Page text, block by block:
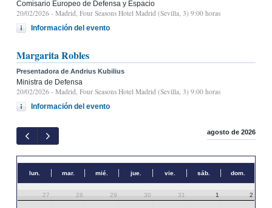
Comisario Europeo de Defensa y Espacio
20/02/2026 - Madrid, Four Seasons Hotel Madrid (Sevilla, 3) 9:00 horas
Información del evento
Margarita Robles
Presentadora de Andrius Kubilius
Ministra de Defensa
20/02/2026 - Madrid, Four Seasons Hotel Madrid (Sevilla, 3) 9:00 horas
Información del evento
agosto de 2026
lun. mar. mié. jue. vie. sáb. dom.
27 28 29 30 31 1 2